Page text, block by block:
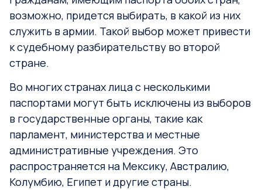
возможно, придется выбирать, в какой из них
служить в армии. Такой выбор может привести
к судебному разбирательству во второй
стране.
Во многих странах лица с несколькими
паспортами могут быть исключены из выборов
в государственные органы, такие как
парламент, министерства и местные
административные учреждения. Это
распространяется на Мексику, Австралию,
Колумбию, Египет и другие страны.